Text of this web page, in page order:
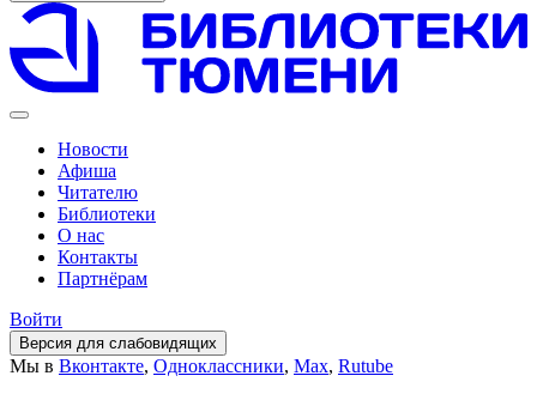
Новости
Афиша
Читателю
Библиотеки
О нас
Контакты
Партнёрам
Войти
Версия для слабовидящих
Мы в Вконтакте, Одноклассники, Max, Rutube